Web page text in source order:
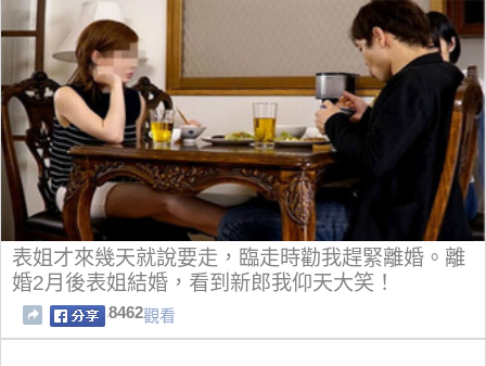
表姐才來幾天就說要走，臨走時勸我趕緊離婚。離
婚2月後表姐結婚，看到新郎我仰天大笑！
8462觀看